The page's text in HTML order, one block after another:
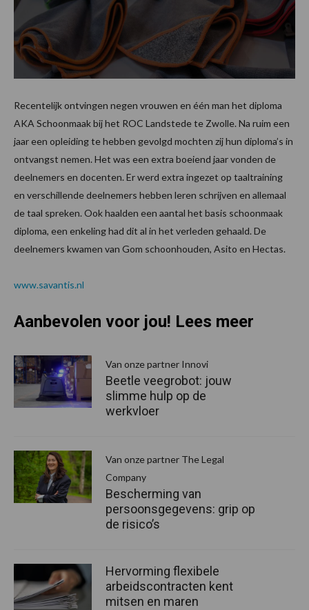
Recentelijk ontvingen negen vrouwen en één man het diploma
AKA Schoonmaak bij het ROC Landstede te Zwolle. Na ruim een
jaar een opleiding te hebben gevolgd mochten zij hun diploma’s in
ontvangst nemen. Het was een extra boeiend jaar vonden de
deelnemers en docenten. Er werd extra ingezet op taaltraining
en verschillende deelnemers hebben leren schrijven en allemaal
de taal spreken. Ook haalden een aantal het basis schoonmaak
diploma, een enkeling had dit al in het verleden gehaald. De
deelnemers kwamen van Gom schoonhouden, Asito en Hectas.
www.savantis.nl
Aanbevolen voor jou! Lees meer
Van onze partner Innovi
Beetle veegrobot: jouw
slimme hulp op de
werkvloer
Van onze partner The Legal
Company
Bescherming van
persoonsgegevens: grip op
de risico’s
Hervorming flexibele
arbeidscontracten kent
mitsen en maren